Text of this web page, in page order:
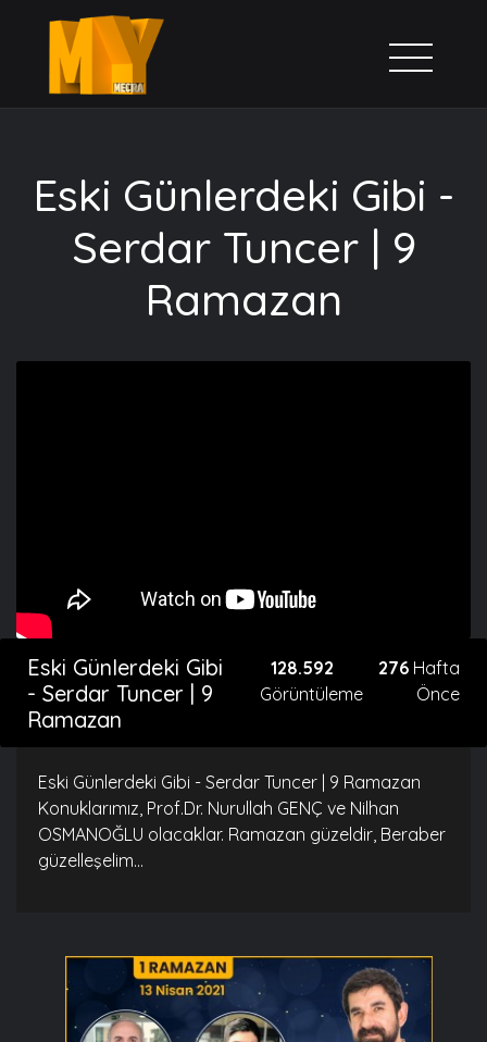
Eski Günlerdeki Gibi -
Serdar Tuncer | 9
Ramazan
Eski Günlerdeki Gibi
- Serdar Tuncer | 9
Ramazan
128.592
Görüntüleme
276 Hafta
Önce
Eski Günlerdeki Gibi - Serdar Tuncer | 9 Ramazan
Konuklarımız, Prof.Dr. Nurullah GENÇ ve Nilhan
OSMANOĞLU olacaklar. Ramazan güzeldir, Beraber
güzelleşelim...